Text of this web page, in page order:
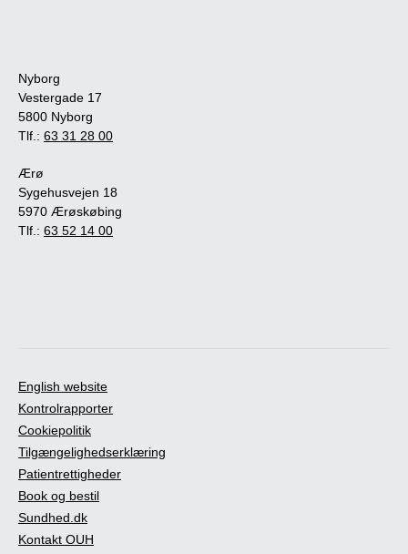
Nyborg
Vestergade 17
5800 Nyborg
Tlf.: 63 31 28 00
Ærø
Sygehusvejen 18
5970 Ærøskøbing
Tlf.: 63 52 14 00
English website
Kontrolrapporter
Cookiepolitik
Tilgængelighedserklæring
Patientrettigheder
Book og bestil
Sundhed.dk
Kontakt OUH